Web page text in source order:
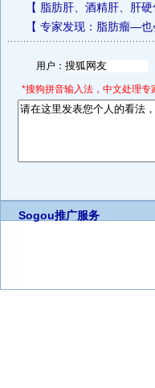
【 脂肪肝、酒精肝、肝
【 专家发现：脂肪瘤—也
用户：
*搜狗拼音输入法，中文处理专
Sogou推广服务